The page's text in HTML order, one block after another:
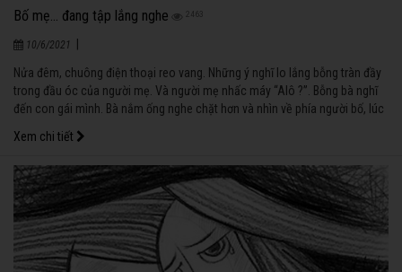
Bố mẹ… đang tập lắng nghe 2463
10/6/2021
Nửa đêm, chuông điện thoại reo vang. Những ý nghĩ lo lắng bỗng tràn đầy
trong đầu óc của người mẹ. Và người mẹ nhấc máy “Alô ?”. Bỗng bà nghĩ
đến con gái mình. Bà nắm ống nghe chặt hơn và nhìn về phía người bố, lúc
này đã tỉnh dậy xem ai đã gọi điện cho vợ mình.
Xem chi tiết